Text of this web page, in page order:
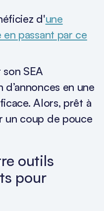
d'une
passant par ce
SEA
en une
Alors, prêt à
un coup de pouce
outils
pour